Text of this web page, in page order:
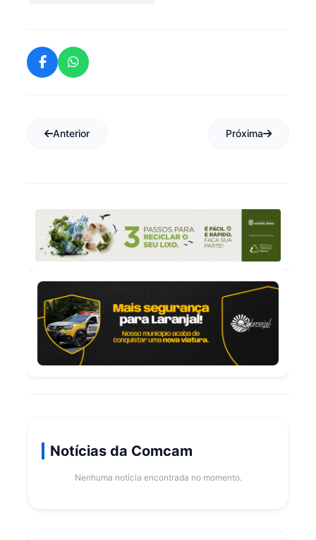
Anterior Próxima
Notícias da Comcam
Nenhuma notícia encontrada no momento.